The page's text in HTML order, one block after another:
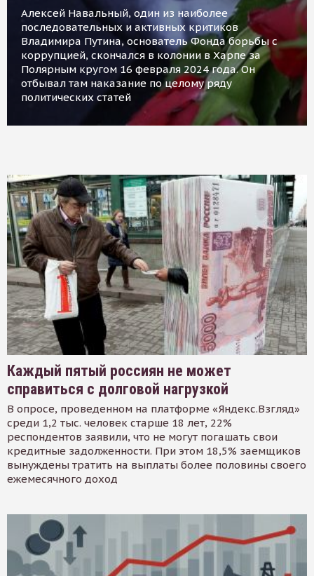
Алексей Навальный, один из наиболее
последовательных и активных критиков
Владимира Путина, основатель Фонда борьбы с
коррупцией, скончался в колонии в Харпе за
Полярным кругом 16 февраля 2024 года. Он
отбывал там наказание по целому ряду
политических статей
Каждый пятый россиян не может
справиться с долговой нагрузкой
В опросе, проведенном на платформе «Яндекс.Взгляд»
среди 1,2 тыс. человек старше 18 лет, 22%
респондентов заявили, что не могут погашать свои
кредитные задолженности. При этом 18,5% заемщиков
вынуждены тратить на выплаты более половины своего
ежемесячного доход